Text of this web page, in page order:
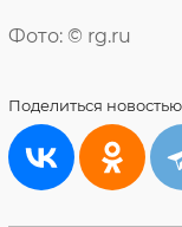
Фото: © rg.ru
Поделиться